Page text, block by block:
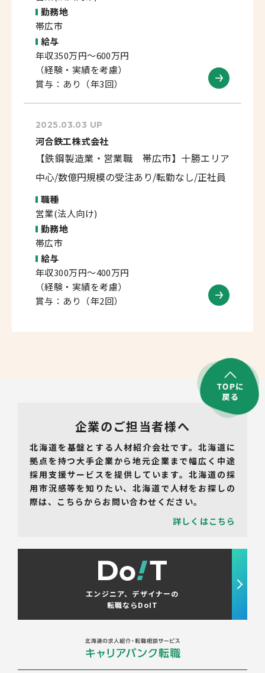
勤務地
帯広市
給与
年収350万円～600万円
（経験・実績を考慮）
賞与：あり（年3回）
2025.03.03 UP
河合鉄工株式会社
【鉄鋼製造業・営業職 帯広市】十勝エリア
中心/数億円規模の受注あり/転勤なし/正社員
職種
営業(法人向け)
勤務地
帯広市
給与
年収300万円～400万円
（経験・実績を考慮）
賞与：あり（年2回）
企業のご担当者様へ
北海道を基盤とする人材紹介会社です。北海道に
拠点を持つ大手企業から地元企業まで幅広く中途
採用支援サービスを提供しています。北海道の採
用市況感等を知りたい、北海道で人材をお探しの
際は、こちらからお問い合わせください。
詳しくはこちら
エンジニア、デザイナーの
転職ならDoIT